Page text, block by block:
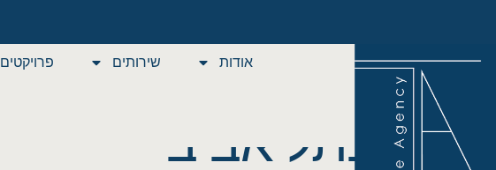
אודות שירותים פרויקטים Buy With Us
פרויקטים ופיתוחים
בתל אביב